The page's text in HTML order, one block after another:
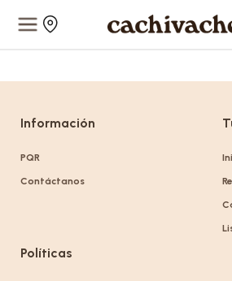
Información
PQR
Contáctanos
Políticas